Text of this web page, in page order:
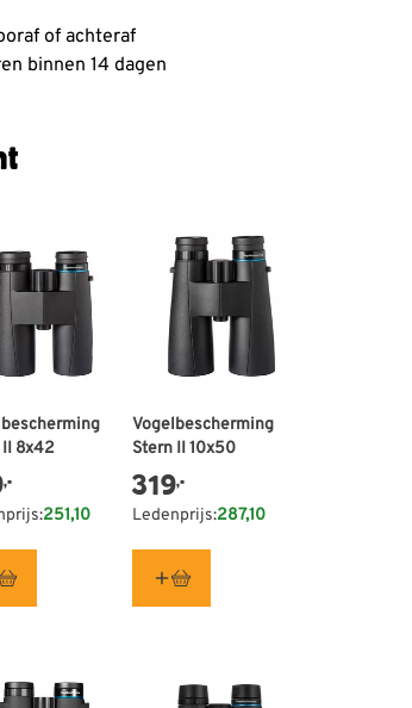
of achteraf
binnen 14 dagen
II 8x42
,-
251,10
Vogelbescherming
Stern II 10x50
319,-
Ledenprijs:287,10